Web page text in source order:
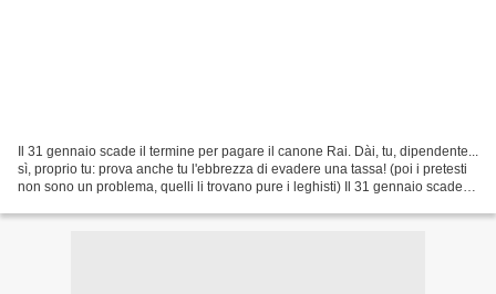
Il 31 gennaio scade il termine per pagare il canone Rai. Dài, tu, dipendente...
sì, proprio tu: prova anche tu l'ebbrezza di evadere una tassa! (poi i pretesti
non sono un problema, quelli li trovano pure i leghisti) Il 31 gennaio scade il